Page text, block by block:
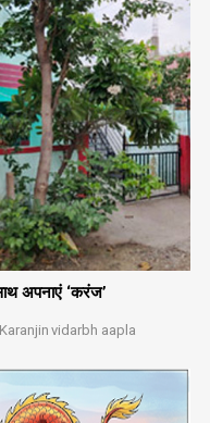
अपनाएं ‘करंज’
Karanjin vidarbh aapla